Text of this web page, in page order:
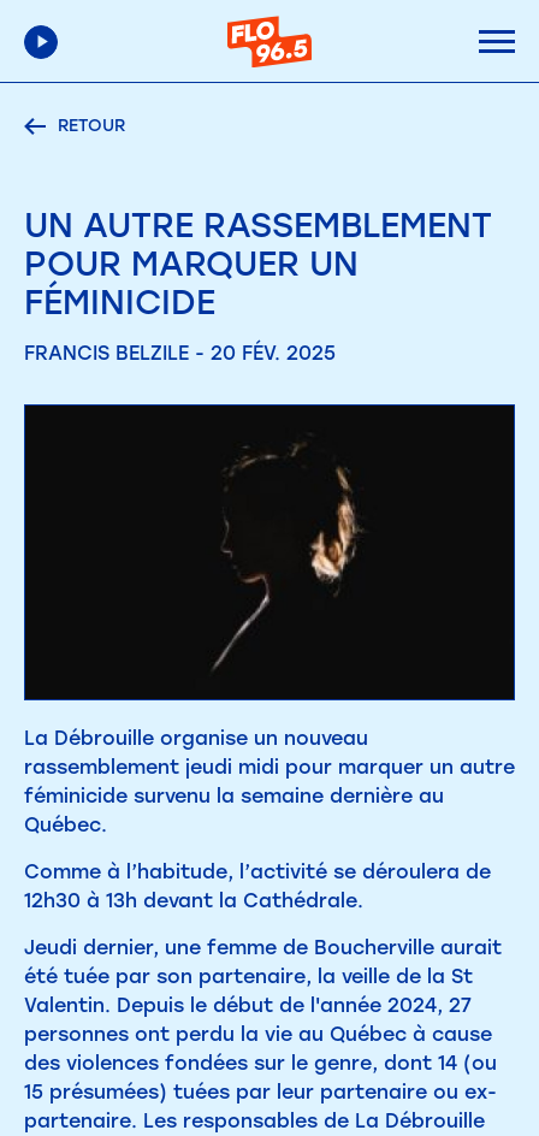
RETOUR
UN AUTRE RASSEMBLEMENT
POUR MARQUER UN
FÉMINICIDE
FRANCIS BELZILE - 20 FÉV. 2025
La Débrouille organise un nouveau
rassemblement jeudi midi pour marquer un autre
féminicide survenu la semaine dernière au
Québec.
Comme à l’habitude, l’activité se déroulera de
12h30 à 13h devant la Cathédrale.
Jeudi dernier, une femme de Boucherville aurait
été tuée par son partenaire, la veille de la St
Valentin. Depuis le début de l'année 2024, 27
personnes ont perdu la vie au Québec à cause
des violences fondées sur le genre, dont 14 (ou
15 présumées) tuées par leur partenaire ou ex-
partenaire. Les responsables de La Débrouille